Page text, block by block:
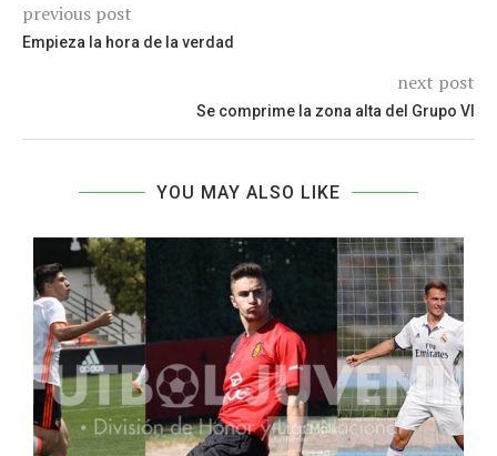
previous post
Empieza la hora de la verdad
next post
Se comprime la zona alta del Grupo VI
YOU MAY ALSO LIKE